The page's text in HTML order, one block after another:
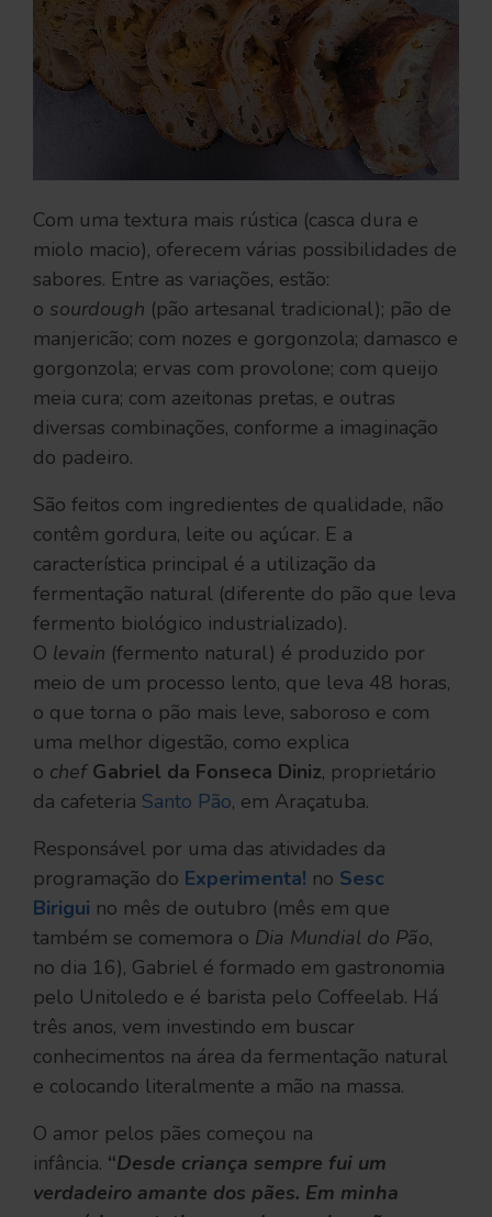
Com uma textura mais rústica (casca dura e
miolo macio), oferecem várias possibilidades de
sabores. Entre as variações, estão:
o sourdough (pão artesanal tradicional); pão de
manjericão; com nozes e gorgonzola; damasco e
gorgonzola; ervas com provolone; com queijo
meia cura; com azeitonas pretas, e outras
diversas combinações, conforme a imaginação
do padeiro.
São feitos com ingredientes de qualidade, não
contêm gordura, leite ou açúcar. E a
característica principal é a utilização da
fermentação natural (diferente do pão que leva
fermento biológico industrializado).
O levain (fermento natural) é produzido por
meio de um processo lento, que leva 48 horas,
o que torna o pão mais leve, saboroso e com
uma melhor digestão, como explica
o chef Gabriel da Fonseca Diniz, proprietário
da cafeteria Santo Pão, em Araçatuba.
Responsável por uma das atividades da
programação do Experimenta! no Sesc
Birigui no mês de outubro (mês em que
também se comemora o Dia Mundial do Pão,
no dia 16), Gabriel é formado em gastronomia
pelo Unitoledo e é barista pelo Coffeelab. Há
três anos, vem investindo em buscar
conhecimentos na área da fermentação natural
e colocando literalmente a mão na massa.
O amor pelos pães começou na
infância. “Desde criança sempre fui um
verdadeiro amante dos pães. Em minha